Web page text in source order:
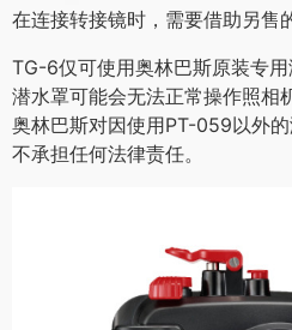
在连接转接镜时，需要借助另售
TG-6仅可使用奥林巴斯原装专
潜水罩可能会无法正常操作照相
奥林巴斯对因使用PT-059以外
不承担任何法律责任。